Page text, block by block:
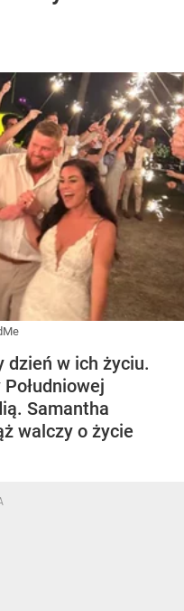
dzień w ich życiu.
Samantha
walczy o życie